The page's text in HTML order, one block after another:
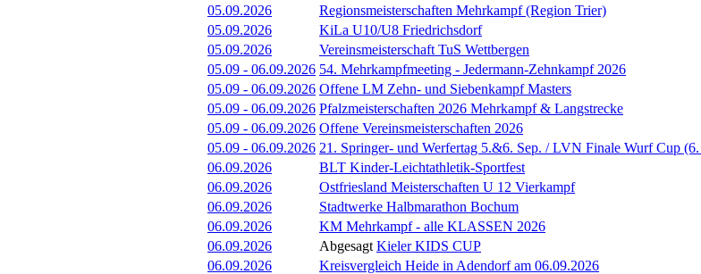
05.09.2026
Regionsmeisterschaften Mehrkampf (Region Trier)
05.09.2026
KiLa U10/U8 Friedrichsdorf
05.09.2026
Vereinsmeisterschaft TuS Wettbergen
05.09 - 06.09.2026 54. Mehrkampfmeeting - Jedermann-Zehnkampf 2026
05.09 - 06.09.2026 Offene LM Zehn- und Siebenkampf Masters
05.09 - 06.09.2026 Pfalzmeisterschaften 2026 Mehrkampf & Langstrecke
05.09 - 06.09.2026 Offene Vereinsmeisterschaften 2026
05.09 - 06.09.2026 21. Springer- und Werfertag 5.&6. Sep. / LVN Finale Wurf Cup
06.09.2026
BLT Kinder-Leichtathletik-Sportfest
06.09.2026
Ostfriesland Meisterschaften U 12 Vierkampf
06.09.2026
Stadtwerke Halbmarathon Bochum
06.09.2026
KM Mehrkampf - alle KLASSEN 2026
06.09.2026
Abgesagt Kieler KIDS CUP
06.09.2026
Kreisvergleich Heide in Adendorf am 06.09.2026